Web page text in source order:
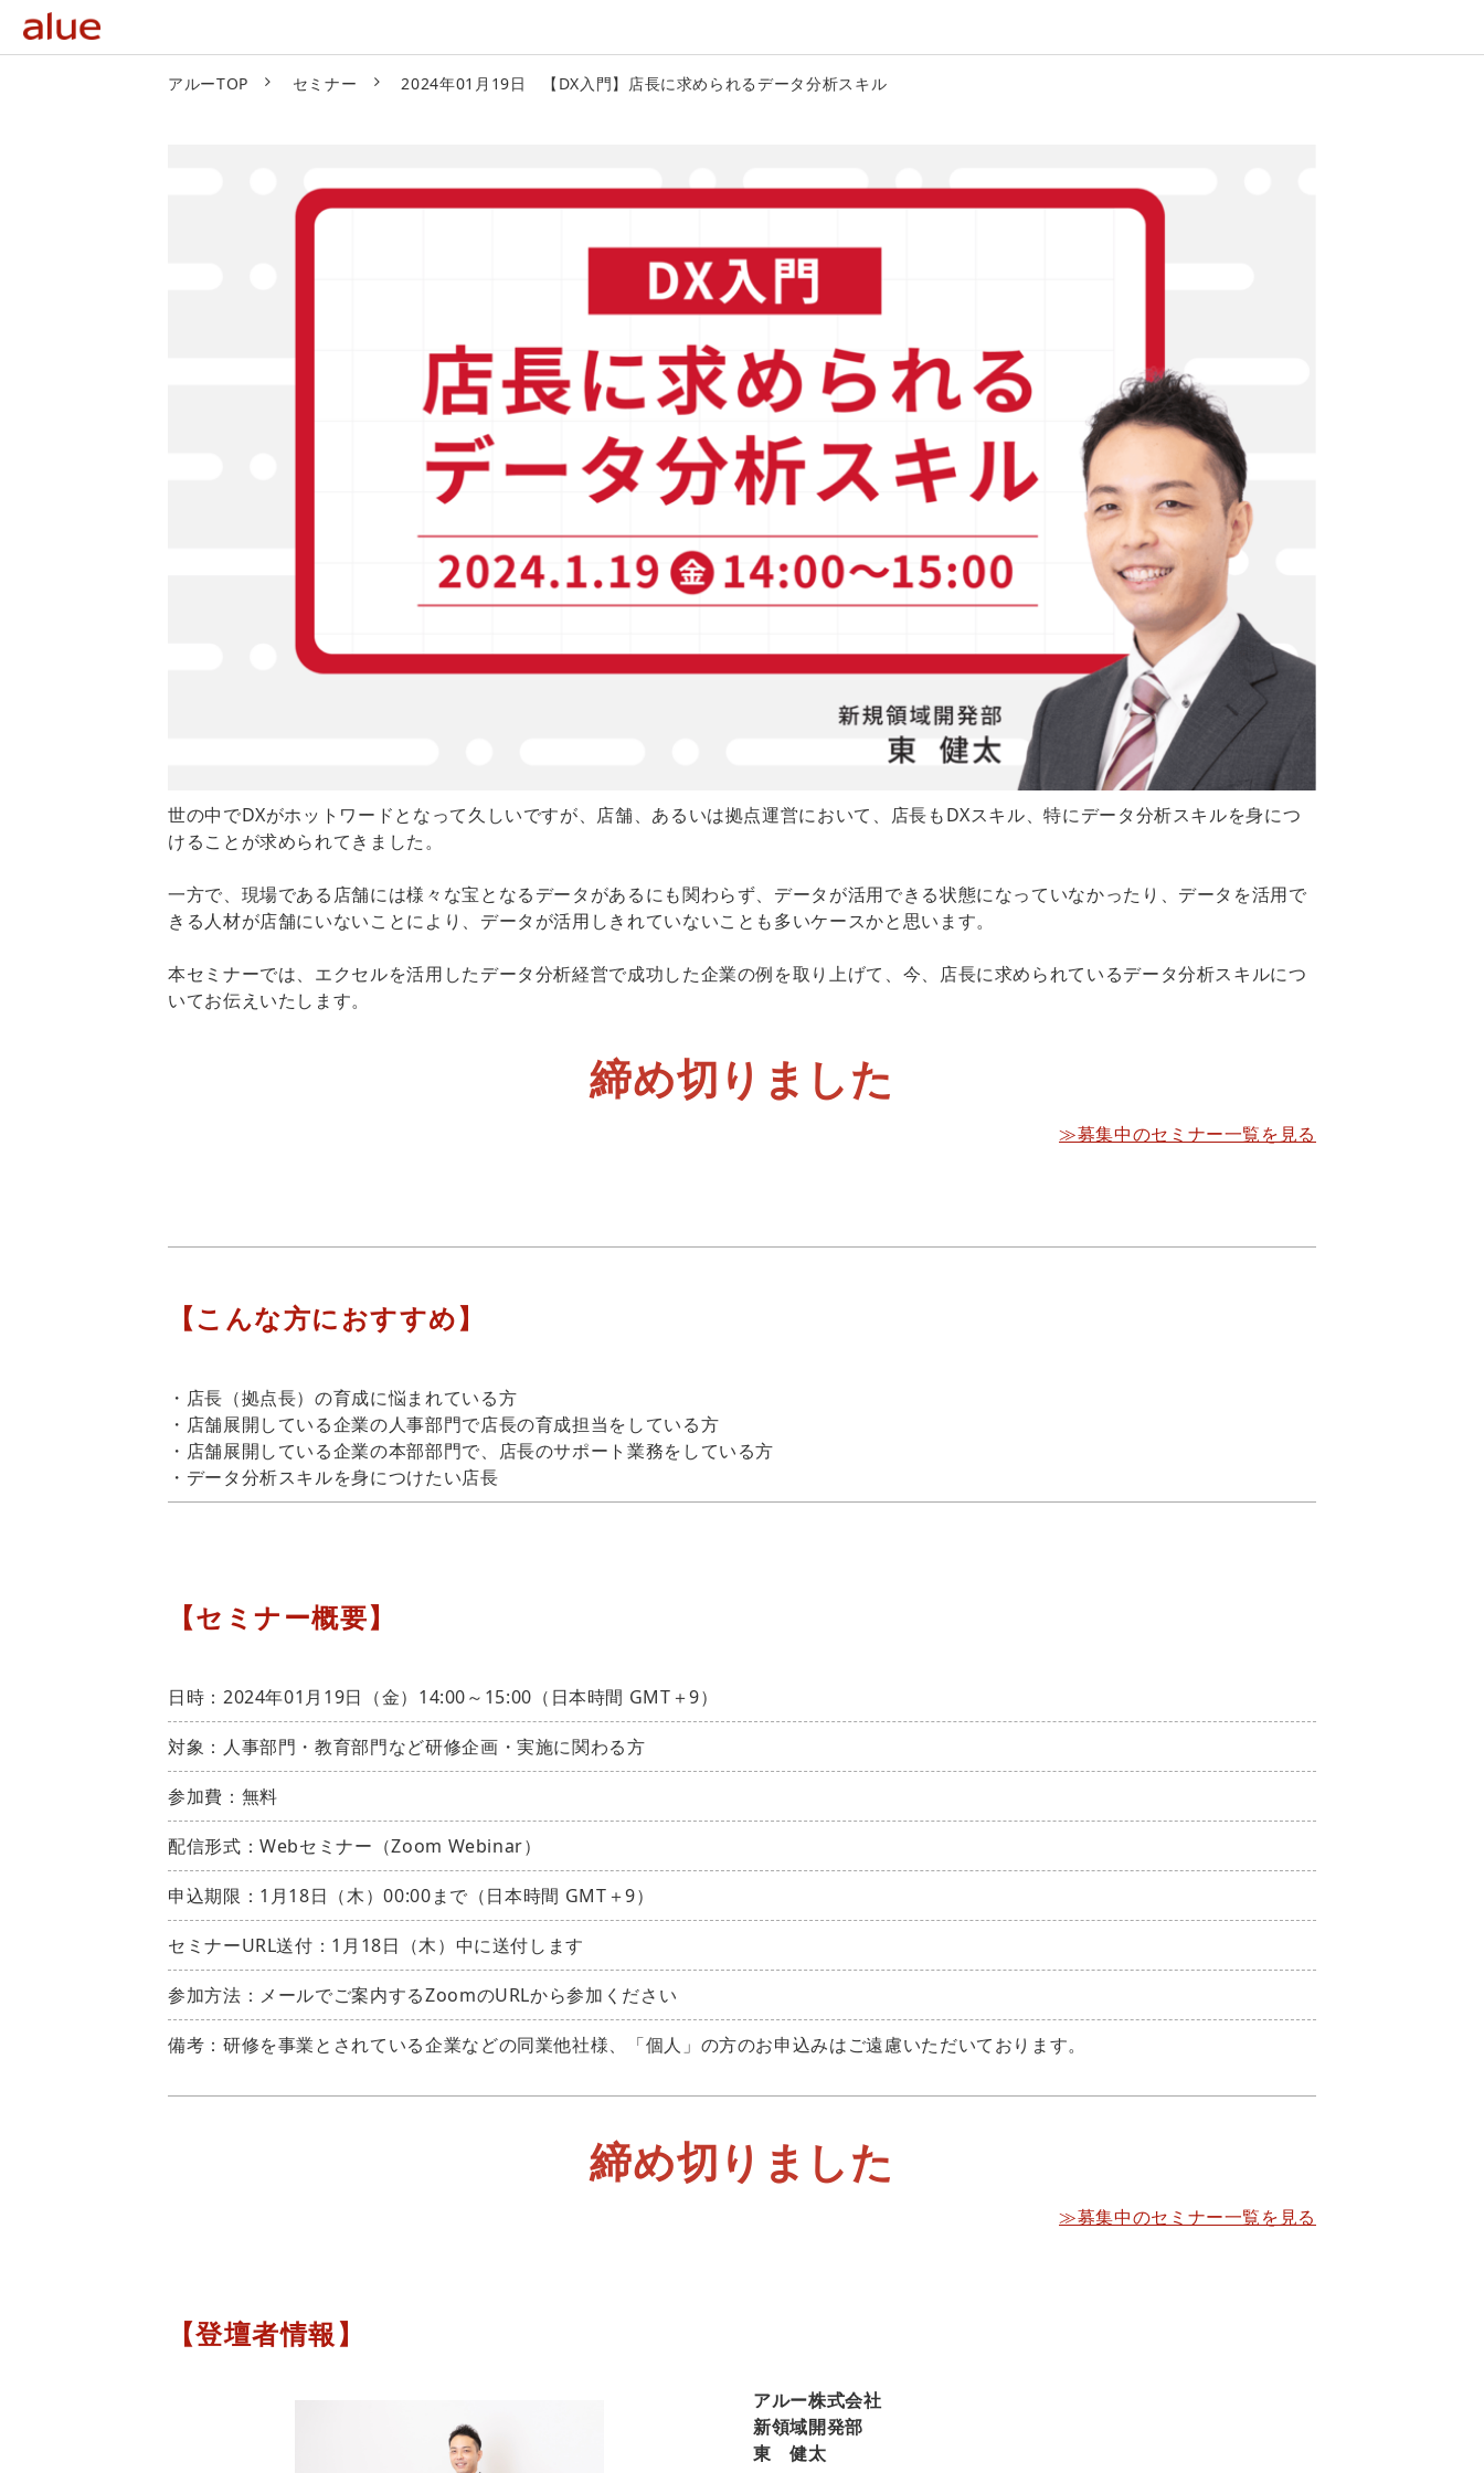
アルーTOP セミナー 2024年01月19日 【DX入門】店長に求められるデータ分析スキル
世の中でDXがホットワードとなって久しいですが、店舗、あるいは拠点運営において、店長もDXスキル、特にデータ分析スキルを身につ
けることが求められてきました。
一方で、現場である店舗には様々な宝となるデータがあるにも関わらず、データが活用できる状態になっていなかったり、データを活用で
きる人材が店舗にいないことにより、データが活用しきれていないことも多いケースかと思います。
本セミナーでは、エクセルを活用したデータ分析経営で成功した企業の例を取り上げて、今、店長に求められているデータ分析スキルにつ
いてお伝えいたします。
締め切りました
≫募集中のセミナー一覧を見る
【こんな方におすすめ】
・店長（拠点長）の育成に悩まれている方
・店舗展開している企業の人事部門で店長の育成担当をしている方
・店舗展開している企業の本部部門で、店長のサポート業務をしている方
・データ分析スキルを身につけたい店長
【セミナー概要】
日時：2024年01月19日（金）14:00～15:00（日本時間 GMT＋9）
対象：人事部門・教育部門など研修企画・実施に関わる方
参加費：無料
配信形式：Webセミナー（Zoom Webinar）
申込期限：1月18日（木）00:00まで（日本時間 GMT＋9）
セミナーURL送付：1月18日（木）中に送付します
参加方法：メールでご案内するZoomのURLから参加ください
備考：研修を事業とされている企業などの同業他社様、「個人」の方のお申込みはご遠慮いただいております。
締め切りました
≫募集中のセミナー一覧を見る
【登壇者情報】
アルー株式会社
新領域開発部
東 健太